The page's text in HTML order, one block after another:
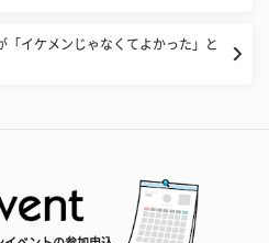
「イケメンじゃなくてよかった」と